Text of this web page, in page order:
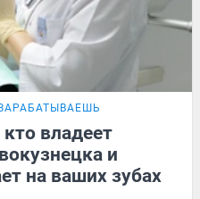
владеет
и
на ваших зубах